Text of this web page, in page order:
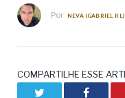
Por NEVA (GABRIEL RL)
COMPARTILHE ESSE